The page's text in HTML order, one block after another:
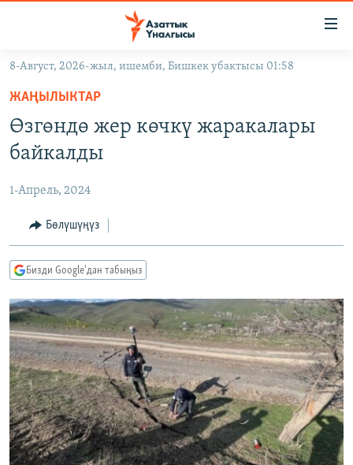
Навигацияга
өтүңүз
Издөөгө
салыңыз
ЭКОНОМИКА
МАДАНИЯТ
ДҮЙНӨ
БОРБОР АЗИЯ
АТАЙЫН ИЛИКТӨӨ
ТВ ПРОГРАММАЛАР
ЭКСПЕРТТЕР ТАЛДАЙТ
БИЗ ЖАНА ДҮЙНӨ
ДАНИСТЕ
ЭЖЕ-СИҢДИЛЕР
АЗАТТЫК+
ЫҢГАЙСЫЗ СУРООЛОР
ӨЗГӨЧӨ ПИКИР
Русский
ОНЛАЙН ШЕРИНЕ
8-Август, 2026-жыл, ишемби, Бишкек убактысы 01:58
ЖАҢЫЛЫКТАР
Өзгөндө жер көчкү жаракалары
байкалды
1-Апрель, 2024
Бөлүшүңүз
Бизди Google'дан табыңыз